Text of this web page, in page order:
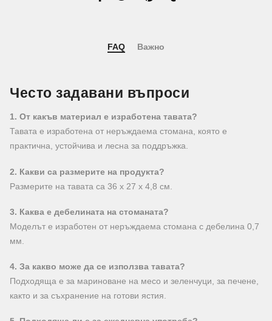
FAQ Важно
Често задавани въпроси
1. От какъв материал е изработена тавата?
Тавата е изработена от неръждаема стомана, която е
практична, устойчива и лесна за поддръжка.
2. Какви са размерите на продукта?
Размерите на тавата са 36 x 27 x 4,8 см.
3. Каква е дебелината на стоманата?
Моделът е изработен от неръждаема стомана с дебелина 0,7
мм.
4. За какво може да се използва тавата?
Подходяща е за мариноване на месо и зеленчуци, за печене,
както и за съхранение на готови ястия.